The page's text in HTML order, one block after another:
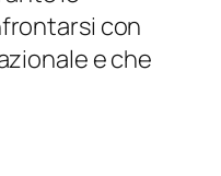
con
e che